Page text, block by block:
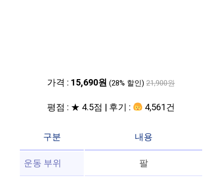
가격 : 15,690원 (28% 할인) 21,900원
평점 : ★ 4.5점 | 후기 : 4,561건
구분
내용
운동 부위
팔